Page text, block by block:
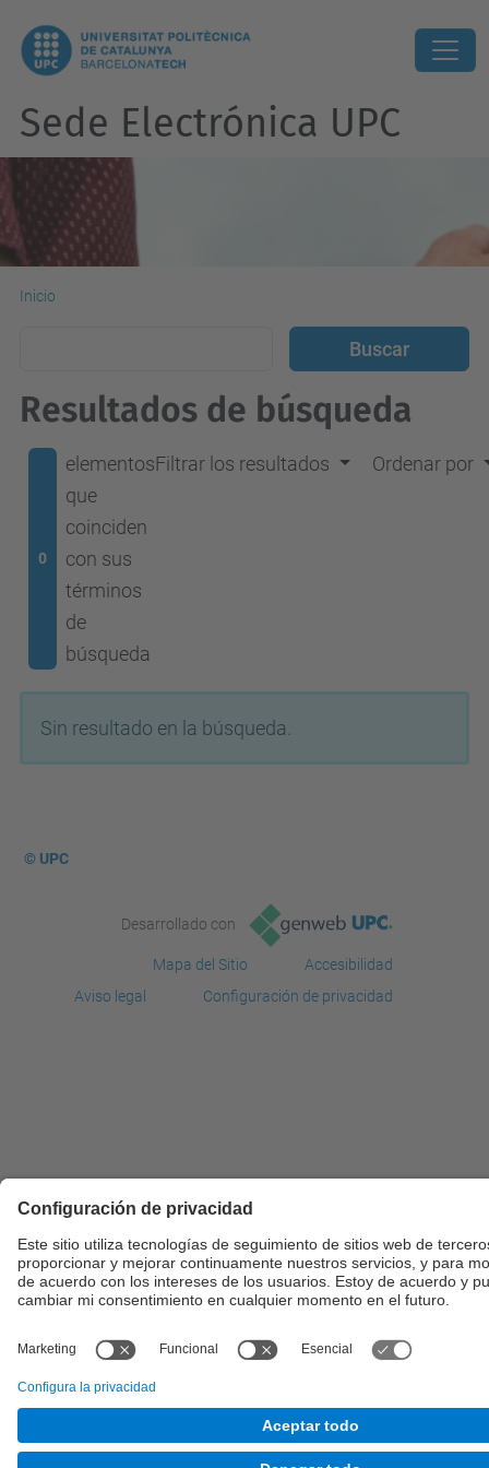
Sede Electrónica UPC
Inicio
Resultados de búsqueda
0
elementos
que
coinciden
con sus
términos
de
búsqueda
Filtrar los resultados Ordenar por
Sin resultado en la búsqueda.
© UPC
Desarrollado con
Mapa del Sitio
Accesibilidad
Aviso legal
Configuración de privacidad